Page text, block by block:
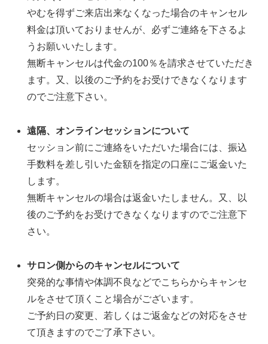
やむを得ずご来店出来なくなった場合のキャンセル
料金は頂いておりませんが、必ずご連絡を下さるよ
うお願いいたします。
無断キャンセルは代金の100％を請求させていただき
ます。又、以後のご予約をお受けできなくなります
のでご注意下さい。
遠隔、オンラインセッションについて
セッション前にご連絡をいただいた場合には、振込
手数料を差し引いた金額を指定の口座にご返金いた
します。
無断キャンセルの場合は返金いたしません。又、以
後のご予約をお受けできなくなりますのでご注意下
さい。
サロン側からのキャンセルについて
突発的な事情や体調不良などでこちらからキャンセ
ルをさせて頂くこと場合がございます。
ご予約日の変更、若しくはご返金などの対応をさせ
て頂きますのでご了承下さい。